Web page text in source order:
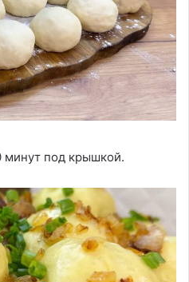
минут под крышкой.